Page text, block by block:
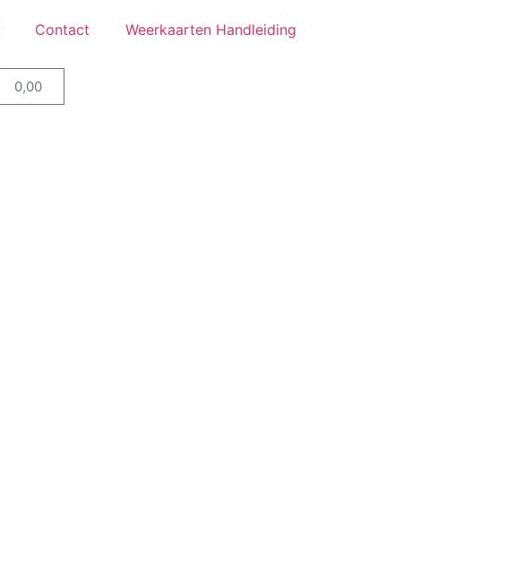
Contact Weerkaarten Handleiding
0,00